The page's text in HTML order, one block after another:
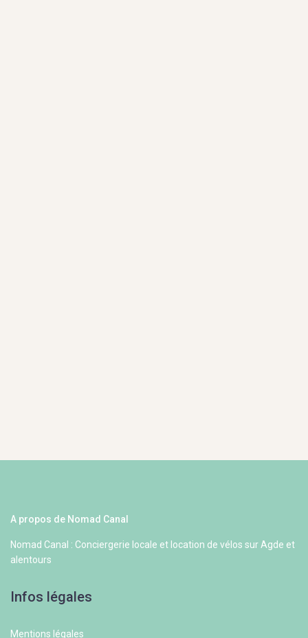
A propos de Nomad Canal
Nomad Canal : Conciergerie locale et location de vélos sur Agde et
alentours
Infos légales
Mentions légales